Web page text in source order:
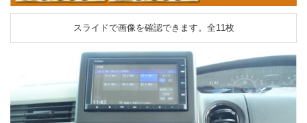
スライドで画像を確認できます。 全11枚